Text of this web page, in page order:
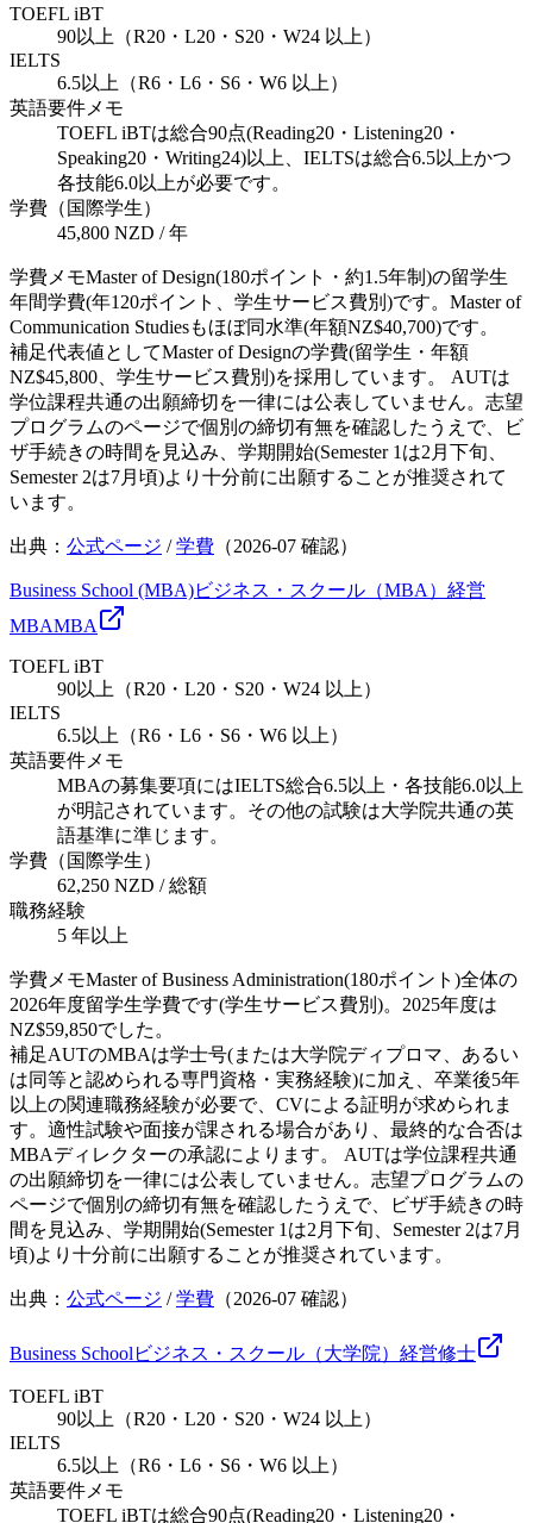
TOEFL iBT
90以上（R20・L20・S20・W24 以上）
IELTS
6.5以上（R6・L6・S6・W6 以上）
英語要件メモ
TOEFL iBTは総合90点(Reading20・Listening20・
Speaking20・Writing24)以上、IELTSは総合6.5以上かつ
各技能6.0以上が必要です。
学費（国際学生）
45,800 NZD / 年
学費メモMaster of Design(180ポイント・約1.5年制)の留学生
年間学費(年120ポイント、学生サービス費別)です。Master of
Communication Studiesもほぼ同水準(年額NZ$40,700)です。
補足代表値としてMaster of Designの学費(留学生・年額
NZ$45,800、学生サービス費別)を採用しています。 AUTは
学位課程共通の出願締切を一律には公表していません。志望
プログラムのページで個別の締切有無を確認したうえで、ビ
ザ手続きの時間を見込み、学期開始(Semester 1は2月下旬、
Semester 2は7月頃)より十分前に出願することが推奨されて
います。
出典： 公式ページ /学費 （2026-07 確認）
Business School (MBA)ビジネス・スクール（MBA） 経営
MBAMBA
TOEFL iBT
90以上（R20・L20・S20・W24 以上）
IELTS
6.5以上（R6・L6・S6・W6 以上）
英語要件メモ
MBAの募集要項にはIELTS総合6.5以上・各技能6.0以上
が明記されています。その他の試験は大学院共通の英
語基準に準じます。
学費（国際学生）
62,250 NZD / 総額
職務経験
5 年以上
学費メモMaster of Business Administration(180ポイント)全体の
2026年度留学生学費です(学生サービス費別)。2025年度は
NZ$59,850でした。
補足AUTのMBAは学士号(または大学院ディプロマ、あるい
は同等と認められる専門資格・実務経験)に加え、卒業後5年
以上の関連職務経験が必要で、CVによる証明が求められま
す。適性試験や面接が課される場合があり、最終的な合否は
MBAディレクターの承認によります。 AUTは学位課程共通
の出願締切を一律には公表していません。志望プログラムの
ページで個別の締切有無を確認したうえで、ビザ手続きの時
間を見込み、学期開始(Semester 1は2月下旬、Semester 2は7月
頃)より十分前に出願することが推奨されています。
出典： 公式ページ /学費 （2026-07 確認）
Business School ビジネス・スクール（大学院） 経営修士
TOEFL iBT
90以上（R20・L20・S20・W24 以上）
IELTS
6.5以上（R6・L6・S6・W6 以上）
英語要件メモ
TOEFL iBTは総合90点(Reading20・Listening20・